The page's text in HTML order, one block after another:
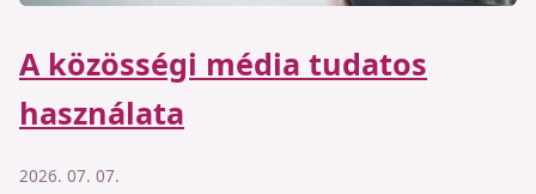
A közösségi média tudatos
használata
2026. 07. 07.